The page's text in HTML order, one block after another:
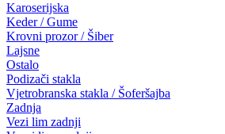
Karoserijska
Keder / Gume
Krovni prozor / Šiber
Lajsne
Ostalo
Podizači stakla
Vjetrobranska stakla / Šoferšajba
Zadnja
Vezi lim zadnji